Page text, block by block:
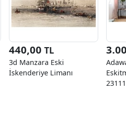
440,00 TL
3d Manzara Eski
İskenderiye Limanı